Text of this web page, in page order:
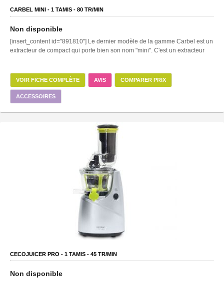
CARBEL MINI - 1 TAMIS - 80 TR/MIN
Non disponible
[insert_content id="891810"] Le dernier modèle de la gamme Carbel est un
extracteur de compact qui porte bien son nom "mini". C'est un extracteur
VOIR FICHE COMPLÈTE AVIS COMPARER PRIX
ACCESSOIRES
CECOJUICER PRO - 1 TAMIS - 45 TR/MIN
Non disponible